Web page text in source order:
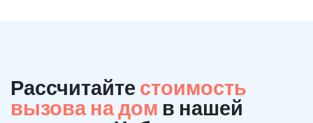
Рассчитайте стоимость
вызова на дом в нашей